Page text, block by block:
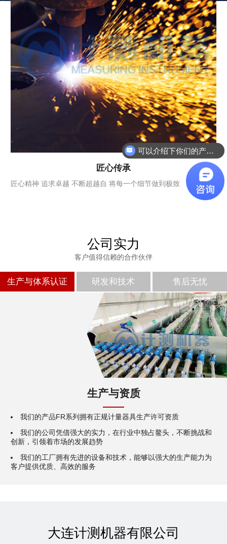
匠心传承
匠心精神 追求卓越 不断超越自 将每一个细节做到极致
公司实力
客户值得信赖的合作伙伴
生产与体系认证 研发和技术 售后无忧
生产与资质
我们的产品FR系列拥有正规计量器具生产许可资质
我们的公司凭借强大的实力，在行业中独占鳌头，不断挑战和
创新，引领着市场的发展趋势
我们的工厂拥有先进的设备和技术，能够以强大的生产能力为
客户提供优质、高效的服务
大连计测机器有限公司
可以介绍下你们的产品么
你们是怎么收费的呢